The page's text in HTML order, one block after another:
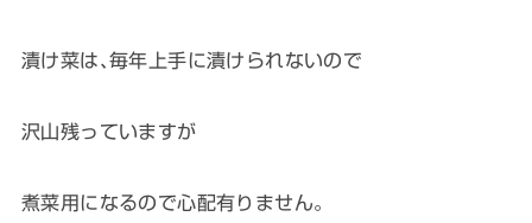
漬け菜は､毎年上手に漬けられないので
沢山残っていますが
煮菜用になるので心配有りません。